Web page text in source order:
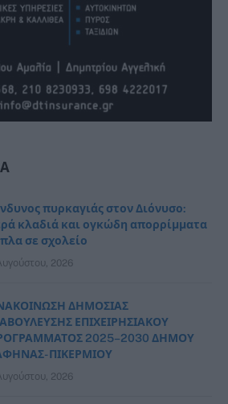
πυρκαγιάς στον Διόνυσο:
κλαδιά και ογκώδη απορρίμματα
σε σχολείο
2026
ΔΗΜΟΣΙΑΣ
ΕΠΙΧΕΙΡΗΣΙΑΚΟΥ
2025–2030 ΔΗΜΟΥ
ΠΙΚΕΡΜΙΟΥ
2026